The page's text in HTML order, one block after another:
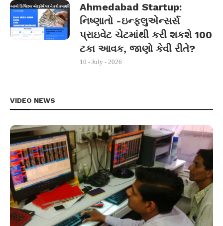
Ahmedabad Startup:
નિષ્ણાતો -ઇન્ફ્લુએન્સર્સ
પ્રાઇવેટ ચેટમાંથી કરી શકશે 100
ટકા આવક, જાણો કેવી રીતે?
10 - July - 2026
VIDEO NEWS